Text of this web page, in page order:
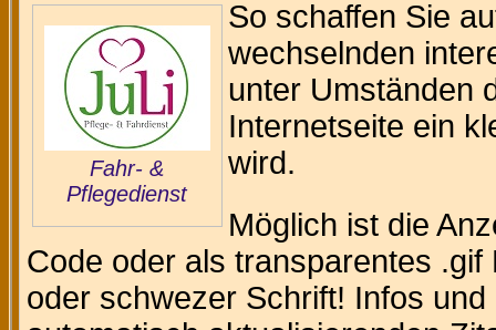
Fahr- &
Pflegedienst
So schaffen Sie
wechselnden
unter Umständen
Internetseite ein
wird.
Möglich ist die
Code oder als transparentes
oder schwezer Schrift! Infos